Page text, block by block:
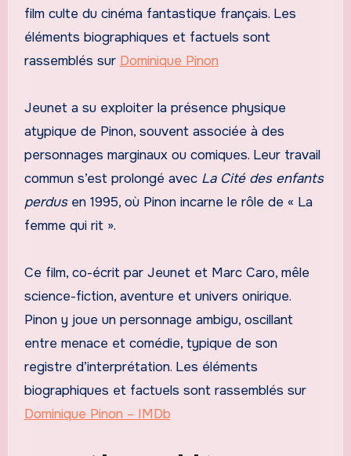
film culte du cinéma fantastique français. Les
éléments biographiques et factuels sont
rassemblés sur Dominique Pinon
Jeunet a su exploiter la présence physique
atypique de Pinon, souvent associée à des
personnages marginaux ou comiques. Leur travail
commun s’est prolongé avec La Cité des enfants
perdusen 1995, où Pinon incarne le rôle de « La
femme qui rit ».
Ce film, co-écrit par Jeunet et Marc Caro, mêle
science-fiction, aventure et univers onirique.
Pinon y joue un personnage ambigu, oscillant
entre menace et comédie, typique de son
registre d’interprétation. Les éléments
biographiques et factuels sont rassemblés sur
Dominique Pinon – IMDb